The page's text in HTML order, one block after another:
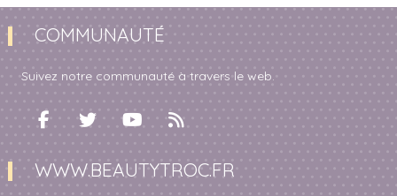
COMMUNAUTÉ
Suivez notre communauté à travers le web.
WWW.BEAUTYTROC.FR